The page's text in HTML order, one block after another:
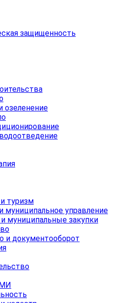
защищенность
озеленение
туризм
муниципальное управление
муниципальные закупки
и документооборот